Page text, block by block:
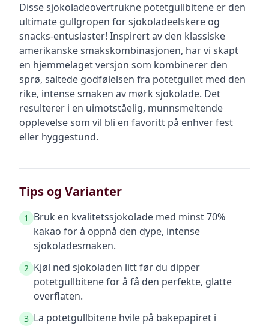
Disse sjokoladeovertrukne potetgullbitene er den
ultimate gullgropen for sjokoladeelskere og
snacks-entusiaster! Inspirert av den klassiske
amerikanske smakskombinasjonen, har vi skapt
en hjemmelaget versjon som kombinerer den
sprø, saltede godfølelsen fra potetgullet med den
rike, intense smaken av mørk sjokolade. Det
resulterer i en uimotståelig, munnsmeltende
opplevelse som vil bli en favoritt på enhver fest
eller hyggestund.
Tips og Varianter
1
Bruk en kvalitetssjokolade med minst 70%
kakao for å oppnå den dype, intense
sjokoladesmaken.
2 Kjøl ned sjokoladen litt før du dipper
potetgullbitene for å få den perfekte, glatte
overflaten.
3 La potetgullbitene hvile på bakepapiret i